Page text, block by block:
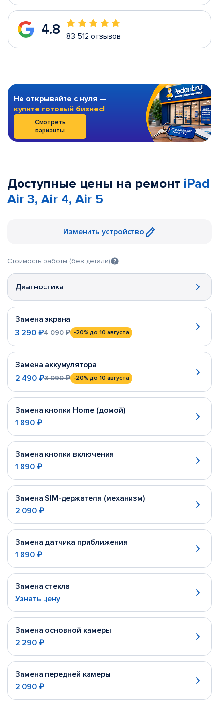
4.8 83 512 отзывов
Не открывайте с нуля —
купите готовый бизнес!
Смотреть
варианты
Доступные цены на ремонт iPad
Air 3, Air 4, Air 5
Изменить устройство
Стоимость работы (без детали)
Диагностика
Замена экрана
3 290 ₽4 090 ₽ -20% до 10 августа
Замена аккумулятора
2 490 ₽3 090 ₽ -20% до 10 августа
Замена кнопки Home (домой)
1 890 ₽
Замена кнопки включения
1 890 ₽
Замена SIM-держателя (механизм)
2 090 ₽
Замена датчика приближения
1 890 ₽
Замена стекла
Узнать цену
Замена основной камеры
2 290 ₽
Замена передней камеры
2 090 ₽